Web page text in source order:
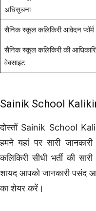
अधिसूचना
सैनिक स्कूल कलिकिरी आवेदन फॉर्म
सैनिक स्कूल कलिकिरी की
वेबसाइट
Sainik School
दोस्तों Sainik School
हमने यहां पर सारी
कलिकिरी सीधी भर्ती की
शायद आपको जानकारी पसंद
का शेयर करें।